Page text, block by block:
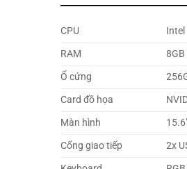
CPU
Intel
RAM
Ổ cứng
Card đồ họa
Màn hình
Cổng giao tiếp
2x